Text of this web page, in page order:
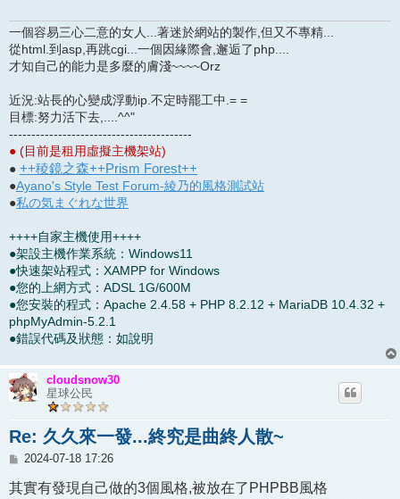
一個容易三心二意的女人...著迷於網站的製作,但又不專精...
從html.到asp,再跳cgi...一個因緣際會,邂逅了php....
才知自己的能力是多麼的膚淺~~~~Orz
近況:站長的心變成浮動ip.不定時罷工中.= =
目標:努力活下去,....^^"
-----------------------------------------
● (目前是租用虛擬主機架站)
● ++稜鏡之森++Prism Forest++
●Ayano's Style Test Forum-綾乃的風格測試站
●私の気まぐれな世界
++++自家主機使用++++
●架設主機作業系統：Windows11
●快速架站程式：XAMPP for Windows
●您的上網方式：ADSL 1G/600M
●您安裝的程式：Apache 2.4.58 + PHP 8.2.12 + MariaDB 10.4.32 +
phpMyAdmin-5.2.1
●錯誤代碼及狀態：如說明
cloudsnow30
星球公民
Re: 久久來一發...終究是曲終人散~
文
2024-07-18 17:26
其實有發現自己做的3個風格,被放在了PHPBB風格